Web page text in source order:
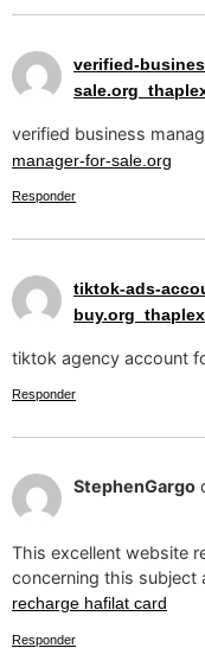
verified-
verified business
manager-for-sale.org
Responder
tiktok-ads-
buy.org_thaplex
tiktok agency account
Responder
StephenGargo
This excellent website
concerning this subject
recharge hafilat card
Responder